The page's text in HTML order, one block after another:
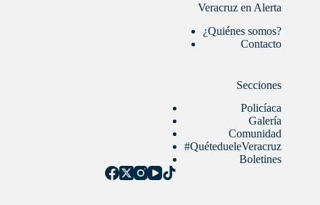
Veracruz en Alerta
¿Quiénes somos?
Contacto
Secciones
Policíaca
Galería
Comunidad
#QuétedueleVeracruz
Boletines